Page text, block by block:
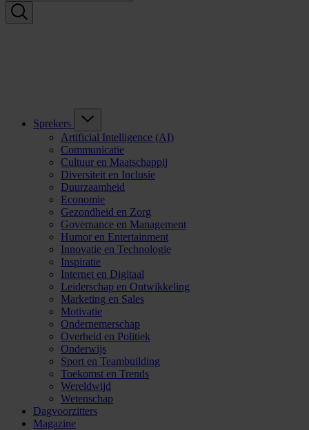
Sprekers
Artificial Intelligence (AI)
Communicatie
Cultuur en Maatschappij
Diversiteit en Inclusie
Duurzaamheid
Economie
Gezondheid en Zorg
Governance en Management
Humor en Entertainment
Innovatie en Technologie
Inspiratie
Internet en Digitaal
Leiderschap en Ontwikkeling
Marketing en Sales
Motivatie
Ondernemerschap
Overheid en Politiek
Onderwijs
Sport en Teambuilding
Toekomst en Trends
Wereldwijd
Wetenschap
Dagvoorzitters
Magazine